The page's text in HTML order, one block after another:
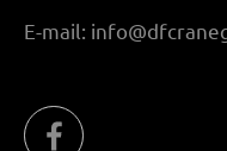
E-mail: